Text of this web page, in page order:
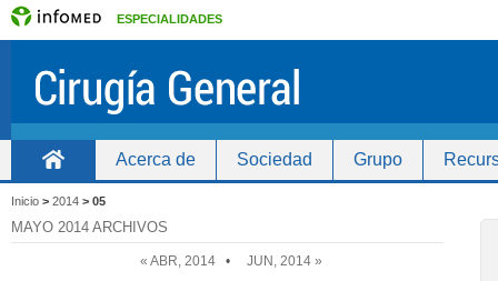
ESPECIALIDADES
Acerca de Sociedad Grupo
Inicio > 2014 > 05
MAYO 2014 ARCHIVOS
« ABR, 2014 • JUN, 2014 »